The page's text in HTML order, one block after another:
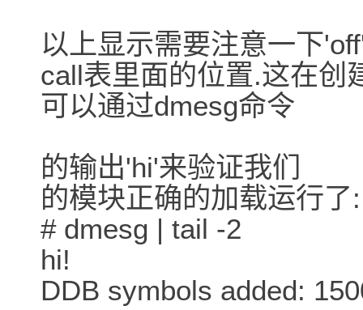
以上显示需要注意一下
call表里面的位置.这在创
可以通过dmesg命令
的输出'hi'来验证我们
的模块正确的加载运行了:
# dmesg | tail -2
hi!
DDB symbols added: